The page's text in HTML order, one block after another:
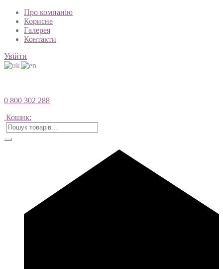
Про компанію
Корисне
Галерея
Контакти
Увійти
0 800 302 288
Кошик: